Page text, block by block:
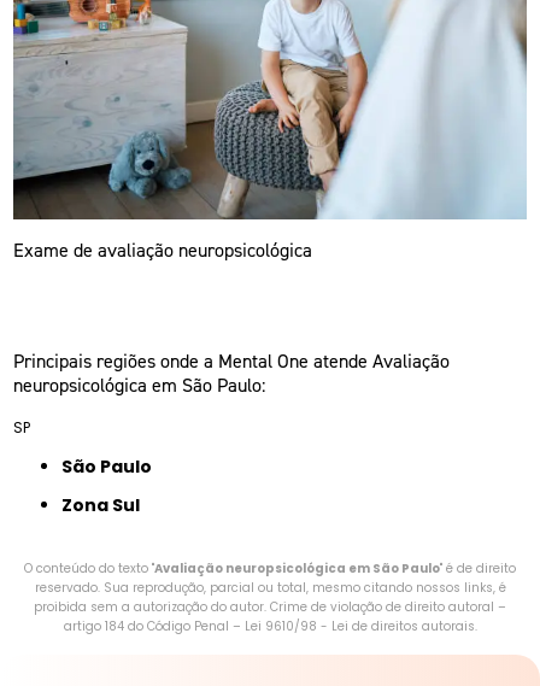
Exame de avaliação neuropsicológica
Principais regiões onde a Mental One atende Avaliação
neuropsicológica em São Paulo:
SP
São Paulo
Zona Sul
O conteúdo do texto "Avaliação neuropsicológica em São Paulo" é de direito
reservado. Sua reprodução, parcial ou total, mesmo citando nossos links, é
proibida sem a autorização do autor. Crime de violação de direito autoral –
artigo 184 do Código Penal – Lei 9610/98 - Lei de direitos autorais.